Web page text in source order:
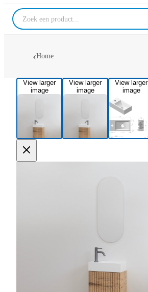
Home
View larger
image
View larger
image
View larger
image